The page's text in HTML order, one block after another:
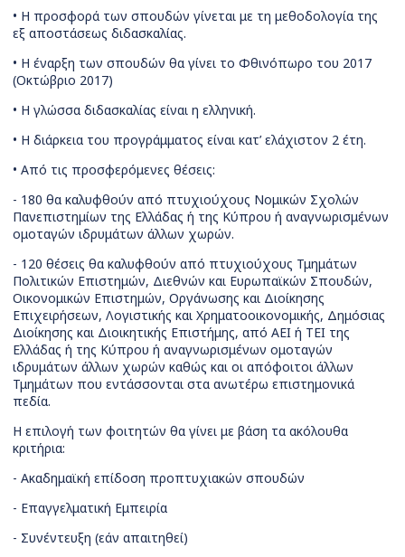
• Η προσφορά των σπουδών γίνεται με τη μεθοδολογία της
εξ αποστάσεως διδασκαλίας.
• Η έναρξη των σπουδών θα γίνει το Φθινόπωρο του 2017
(Οκτώβριο 2017)
• Η γλώσσα διδασκαλίας είναι η ελληνική.
• Η διάρκεια του προγράμματος είναι κατ’ ελάχιστον 2 έτη.
• Από τις προσφερόμενες θέσεις:
- 180 θα καλυφθούν από πτυχιούχους Νομικών Σχολών
Πανεπιστημίων της Ελλάδας ή της Κύπρου ή αναγνωρισμένων
ομοταγών ιδρυμάτων άλλων χωρών.
- 120 θέσεις θα καλυφθούν από πτυχιούχους Τμημάτων
Πολιτικών Επιστημών, Διεθνών και Ευρωπαϊκών Σπουδών,
Οικονομικών Επιστημών, Οργάνωσης και Διοίκησης
Επιχειρήσεων, Λογιστικής και Χρηματοοικονομικής, Δημόσιας
Διοίκησης και Διοικητικής Επιστήμης, από ΑΕΙ ή ΤΕΙ της
Ελλάδας ή της Κύπρου ή αναγνωρισμένων ομοταγών
ιδρυμάτων άλλων χωρών καθώς και οι απόφοιτοι άλλων
Τμημάτων που εντάσσονται στα ανωτέρω επιστημονικά
πεδία.
Η επιλογή των φοιτητών θα γίνει με βάση τα ακόλουθα
κριτήρια:
- Ακαδημαϊκή επίδοση προπτυχιακών σπουδών
- Επαγγελματική Εμπειρία
- Συνέντευξη (εάν απαιτηθεί)